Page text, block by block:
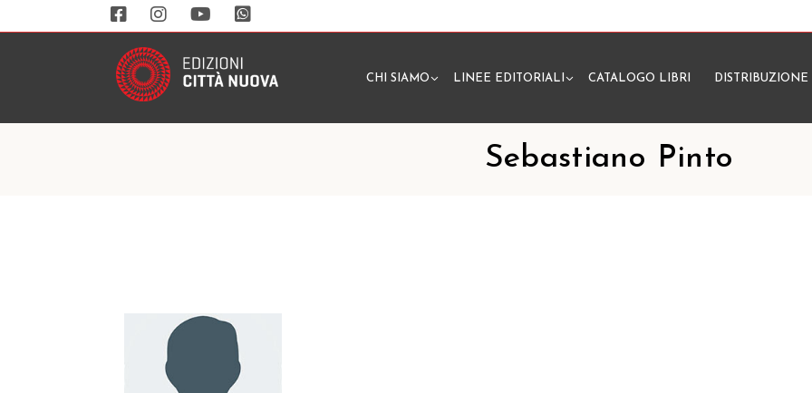
CHI SIAMO LINEE EDITORIALI CATALOGO LIBRI DISTRIBUZIONE
Sebastiano Pinto